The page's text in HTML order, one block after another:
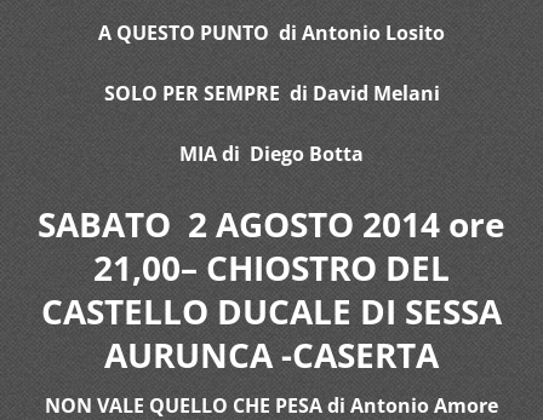
A QUESTO PUNTO di Antonio Losito
SOLO PER SEMPRE di David Melani
MIA di Diego Botta
SABATO 2 AGOSTO 2014 ore
21,00– CHIOSTRO DEL
CASTELLO DUCALE DI SESSA
AURUNCA -CASERTA
NON VALE QUELLO CHE PESA di Antonio Amore